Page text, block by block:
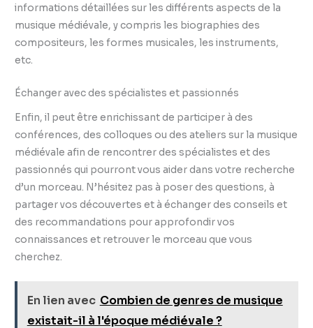
informations détaillées sur les différents aspects de la
musique médiévale, y compris les biographies des
compositeurs, les formes musicales, les instruments,
etc.
Échanger avec des spécialistes et passionnés
Enfin, il peut être enrichissant de participer à des
conférences, des colloques ou des ateliers sur la musique
médiévale afin de rencontrer des spécialistes et des
passionnés qui pourront vous aider dans votre recherche
d’un morceau. N’hésitez pas à poser des questions, à
partager vos découvertes et à échanger des conseils et
des recommandations pour approfondir vos
connaissances et retrouver le morceau que vous
cherchez.
En lien avec Combien de genres de musique
existait-il à l'époque médiévale ?